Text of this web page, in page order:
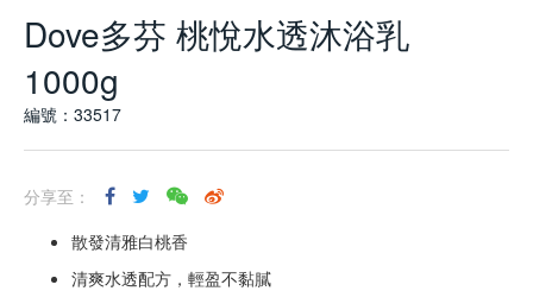
Dove多芬 桃悅水透沐浴乳
1000g
編號：33517
分享至：
散發清雅白桃香
清爽水透配方，輕盈不黏膩